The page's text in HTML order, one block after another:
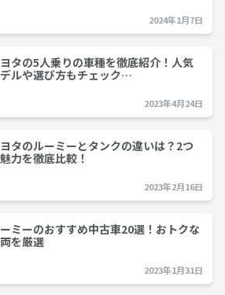
2024年1月7日
ヨタの5人乗りの車種を徹底紹介！人気
ルや選び方もチェック…
2023年4月24日
ヨタのルーミーとタンクの違いは？2つ
力を徹底比較！
2023年2月16日
ミーのおすすめ中古車20選！おトクな
を厳選
2023年1月31日